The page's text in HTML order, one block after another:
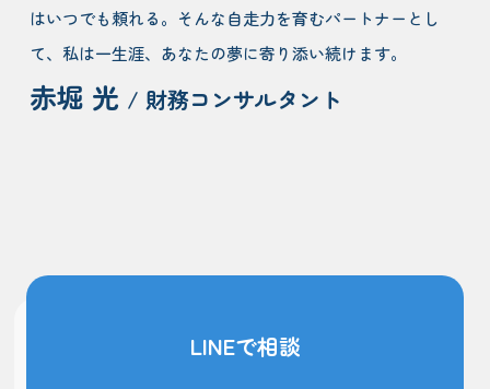
はいつでも頼れる。そんな自走力を育むパートナーとし
て、私は一生涯、あなたの夢に寄り添い続けます。
赤堀 光 / 財務コンサルタント
LINEで相談